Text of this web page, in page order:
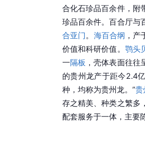
合化石珍品百余件，附
珍品百余件。百合厅与
合亚门。 海百合纲 ，产
价值和科研价值。 鹗头
一隔板 ，壳体表面往往
的贵州龙产于距今2.4
种，均称为贵州龙。”贵
存之精美、种类之繁多
配套服务于一体，主要